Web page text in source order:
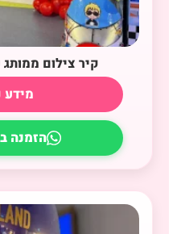
קיר צילום
מידע
הזמנה